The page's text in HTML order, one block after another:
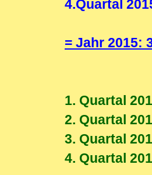
4.Quartal
= Jahr 2015:
1. Quartal
2. Quartal
3. Quartal
4. Quartal